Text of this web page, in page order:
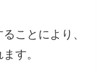
ことにより、
す。